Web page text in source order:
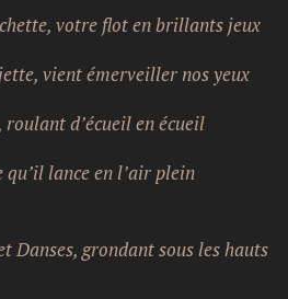
votre flot en brillants jeux
vient émerveiller nos yeux
d’écueil en écueil
lance en l’air plein
Danses, grondant sous les hauts